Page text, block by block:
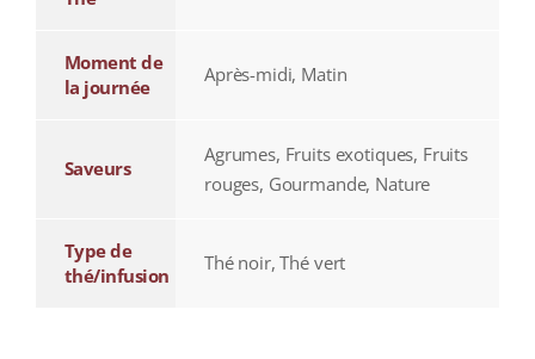
Moment de
la journée
Après-midi, Matin
Saveurs
Agrumes, Fruits exotiques, Fruits
rouges, Gourmande, Nature
Type de
thé/infusion
Thé noir, Thé vert